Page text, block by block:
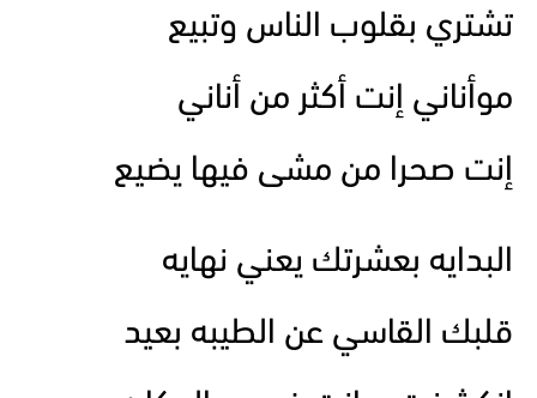
تشتري بقلوب الناس وتبيع
موأناني إنت أكثر من أناني
إنت صحرا من مشى فيها يضيع
البدايه بعشرتك يعني نهايه
قلبك القاسي عن الطيبه بعيد